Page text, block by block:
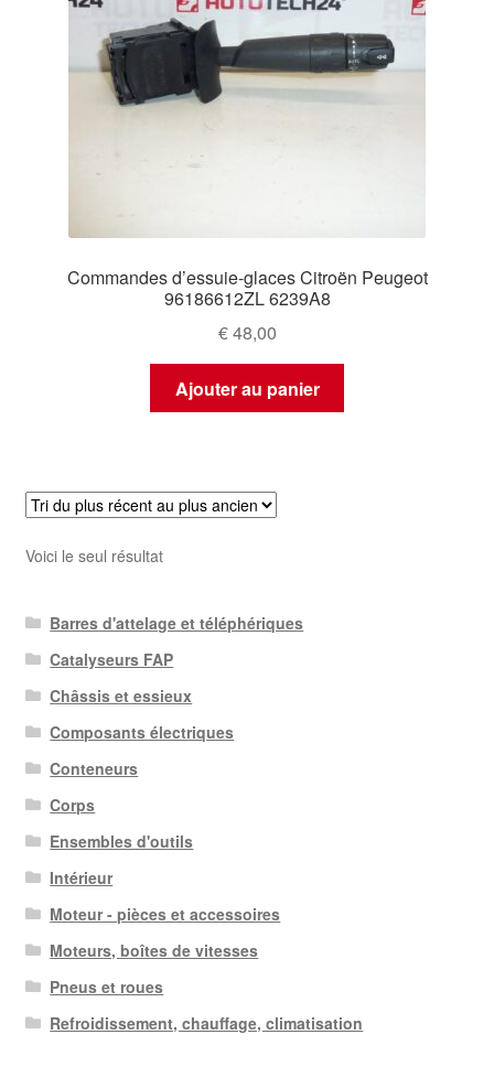
Commandes d’essuie-glaces Citroën Peugeot
96186612ZL 6239A8
€48,00
Ajouter au panier
Voici le seul résultat
Barres d'attelage et téléphériques
Catalyseurs FAP
Châssis et essieux
Composants électriques
Conteneurs
Corps
Ensembles d'outils
Intérieur
Moteur - pièces et accessoires
Moteurs, boîtes de vitesses
Pneus et roues
Refroidissement, chauffage, climatisation